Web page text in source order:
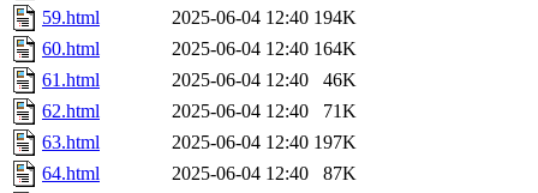
59.html
2025-06-04 12:40 194K
60.html
2025-06-04 12:40 164K
61.html
2025-06-04 12:40
46K
62.html
2025-06-04 12:40
71K
63.html
2025-06-04 12:40 197K
64.html
2025-06-04 12:40
87K